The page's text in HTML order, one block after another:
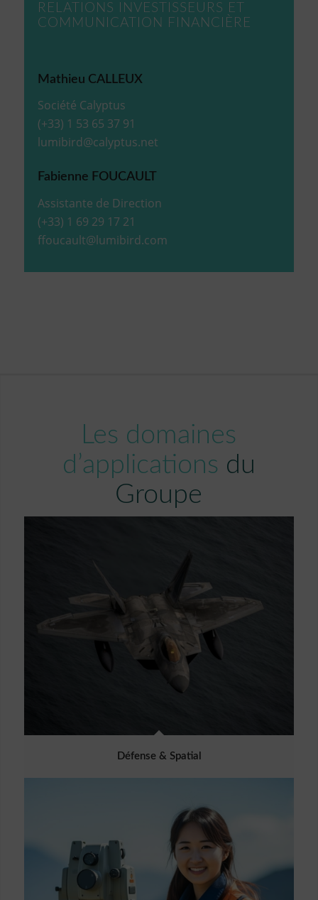
RELATIONS INVESTISSEURS ET
COMMUNICATION FINANCIÈRE
Mathieu CALLEUX
Société Calyptus
(+33) 1 53 65 37 91
lumibird@calyptus.net
Fabienne FOUCAULT
Assistante de Direction
(+33) 1 69 29 17 21
ffoucault@lumibird.com
Les domaines
d’applications du
Groupe
Défense & Spatial